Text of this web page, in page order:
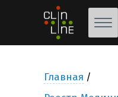
Главная